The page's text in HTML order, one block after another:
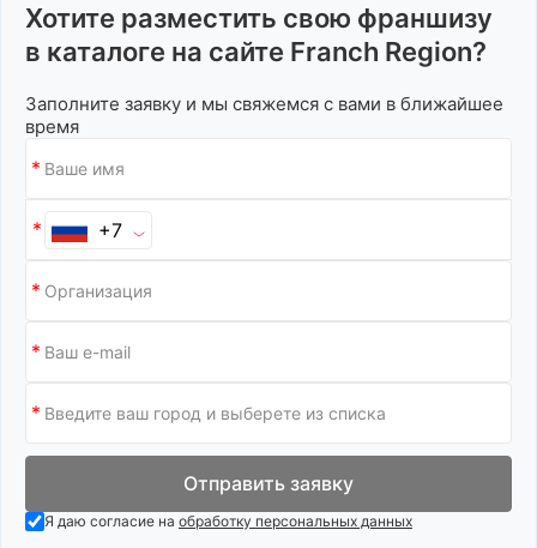
Хотите разместить свою франшизу
в каталоге на сайте Franch Region?
Заполните заявку и мы свяжемся с вами в ближайшее
время
+7
Отправить заявку
Я даю согласие на обработку персональных данных